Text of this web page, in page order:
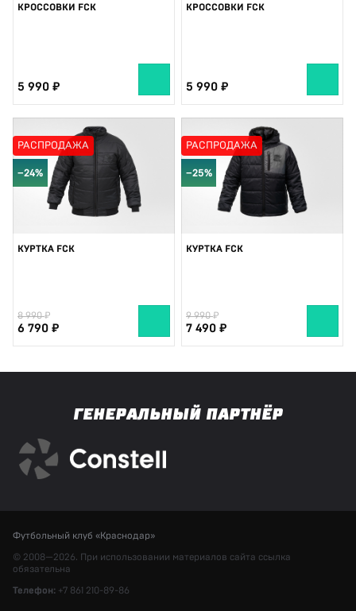
КРОССОВКИ FCK
5 990
КРОССОВКИ FCK
5 990
РАСПРОДАЖА
−24%
КУРТКА FCK
8 990
6 790
РАСПРОДАЖА
−25%
КУРТКА FCK
9 990
7 490
ГЕНЕРАЛЬНЫЙ ПАРТНЁР
Футбольный клуб «Краснодар»
© 2008—2026. При использовании материалов сайта ссылка
обязательна
Телефон: +7 861 210-89-86